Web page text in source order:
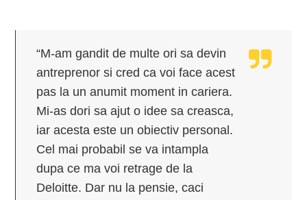
“M-am gandit de multe ori sa devin
antreprenor si cred ca voi face acest
pas la un anumit moment in cariera.
Mi-as dori sa ajut o idee sa creasca,
iar acesta este un obiectiv personal.
Cel mai probabil se va intampla
dupa ce ma voi retrage de la
Deloitte. Dar nu la pensie, caci